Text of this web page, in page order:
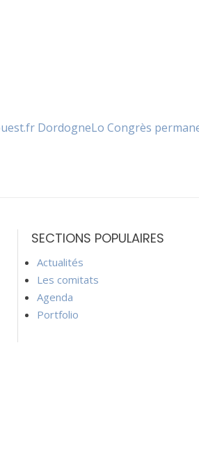
DordogneLo Congrès
SECTIONS POPULAIRES
Actualités
Les comitats
Agenda
Portfolio